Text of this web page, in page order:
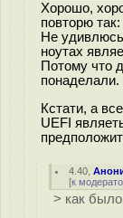
Хорошо,
повторю так:
Не
ноутах
Потому что
понаделали.
Кстати, а
UEFI
4.40 ,
[к
> как